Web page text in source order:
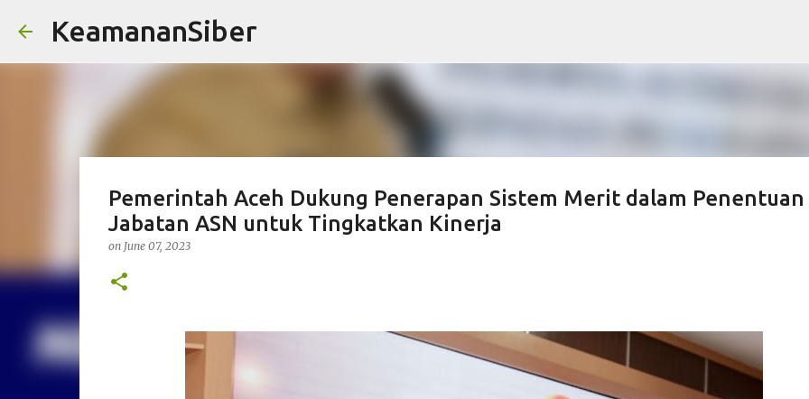
KeamananSiber
Pemerintah Aceh Dukung Penerapan Sistem Merit dalam Penentuan
Jabatan ASN untuk Tingkatkan Kinerja
on June 07, 2023